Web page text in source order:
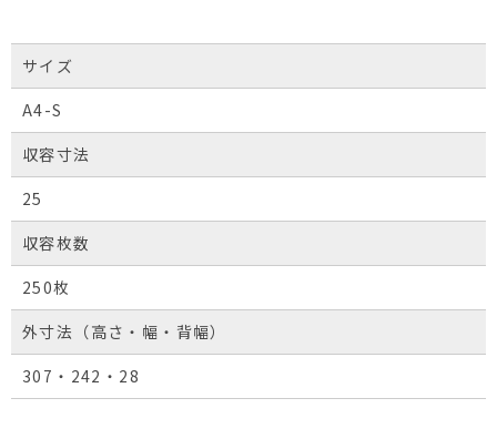
サイズ
A4-S
収容寸法
25
収容枚数
250枚
外寸法（高さ・幅・背幅）
307・242・28